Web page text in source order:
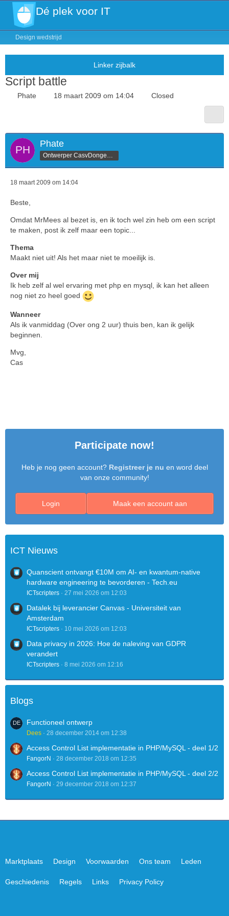
Dé plek voor IT
Design wedstrijd
Script battle
Phate 18 maart 2009 om 14:04 Closed
Phate
18 maart 2009 om 14:04
Beste,
Omdat MrMees al bezet is, en ik toch wel zin heb om een script
te maken, post ik zelf maar een topic...
Thema
Maakt niet uit! Als het maar niet te moeilijk is.
Over mij
Ik heb zelf al wel ervaring met php en mysql, ik kan het alleen
nog niet zo heel goed
Wanneer
Als ik vanmiddag (Over ong 2 uur) thuis ben, kan ik gelijk
beginnen.
Mvg,
Cas
Participate now!
Heb je nog geen account? Registreer je nu en word deel
van onze community!
Maak een account aan
Login
ICT Nieuws
Quanscient ontvangt €10M om AI- en kwantum-native
hardware engineering te bevorderen - Tech.eu
ICTscripters 27 mei 2026 om 12:03
Datalek bij leverancier Canvas - Universiteit van
Amsterdam
ICTscripters 10 mei 2026 om 12:03
Data privacy in 2026: Hoe de naleving van GDPR
verandert
ICTscripters 8 mei 2026 om 12:16
Blogs
Functioneel ontwerp
Dees 28 december 2014 om 12:38
Access Control List implementatie in PHP/MySQL - deel 1/2
FangorN 28 december 2018 om 12:35
Access Control List implementatie in PHP/MySQL - deel 2/2
FangorN 29 december 2018 om 12:37
Marktplaats Design Voorwaarden Ons team Leden
Geschiedenis Regels Links Privacy Policy